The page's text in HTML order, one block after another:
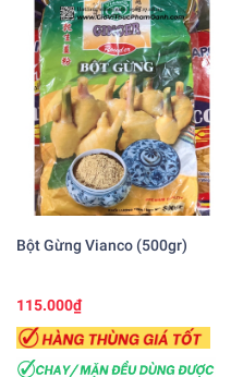
Bột Gừng Vianco (500gr)
115.000₫